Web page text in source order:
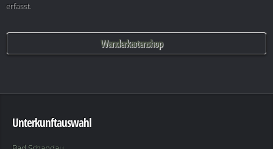
erfasst.
Wanderkartenshop
Unterkunftauswahl